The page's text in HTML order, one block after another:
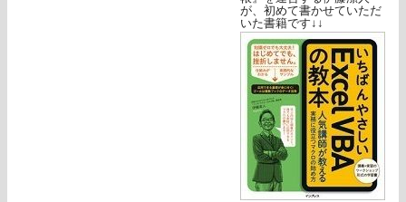
が、初めて書かせていただ
いた書籍です↓↓